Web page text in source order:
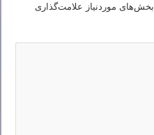
بخش‌های موردنیاز علامت‌گذاری